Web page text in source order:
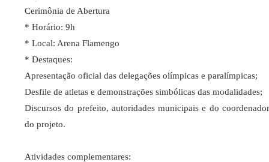
Cerimônia de Abertura
* Horário: 9h
* Local: Arena Flamengo
* Destaques:
Apresentação oficial das delegações olímpicas e paralímpicas;
Desfile de atletas e demonstrações simbólicas das modalidades;
Discursos do prefeito, autoridades municipais e do coordenador
do projeto.
Atividades complementares: